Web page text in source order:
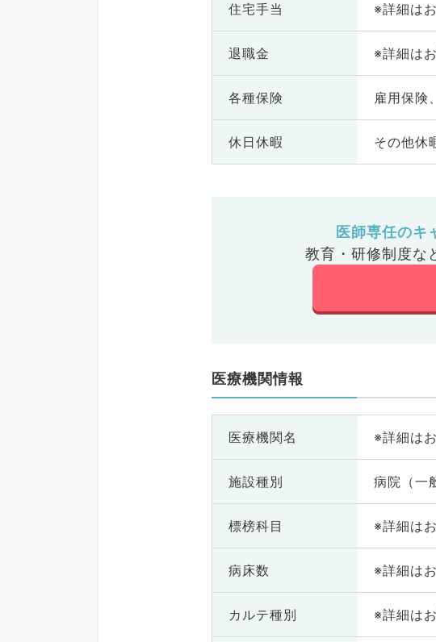
住宅手当 ※詳細は
退職金 ※詳細は
各種保険 雇用保険
休日休暇 その他休
医師専任のキ
教育・研修制度な
医療機関情報
医療機関名 ※詳細は
施設種別 病院（一
標榜科目 ※詳細は
病床数 ※詳細は
カルテ種別 ※詳細は